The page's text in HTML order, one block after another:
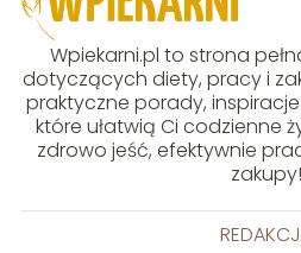
Wpiekarni.pl to strona
dotyczących diety, pracy i
praktyczne porady,
które ułatwią Ci codzienne
zdrowo jeść, efektywnie
zakupy!